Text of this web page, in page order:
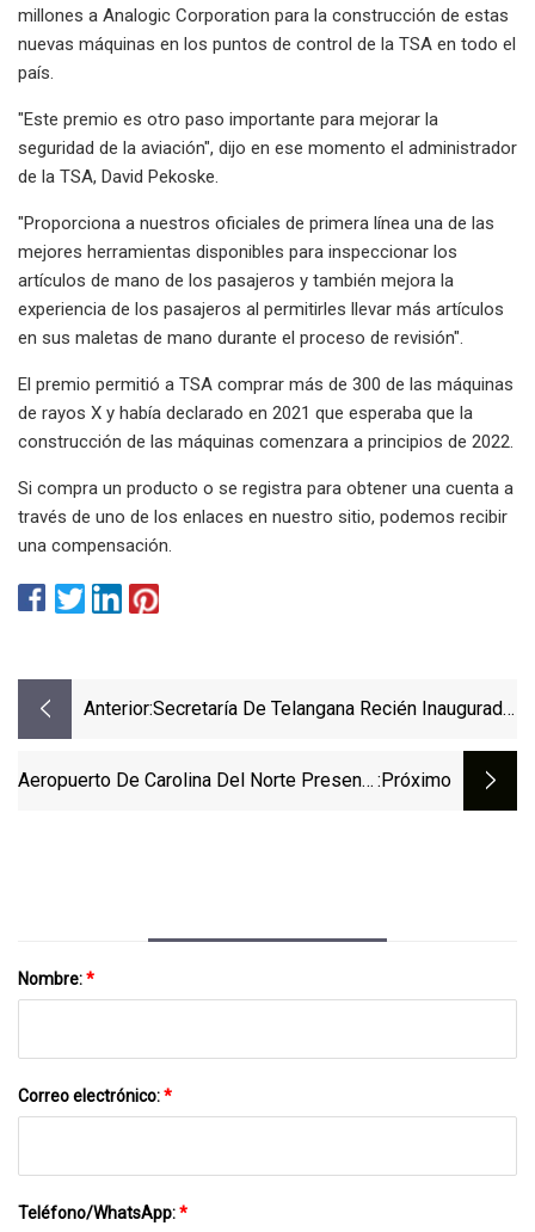
millones a Analogic Corporation para la construcción de estas
nuevas máquinas en los puntos de control de la TSA en todo el
país.
"Este premio es otro paso importante para mejorar la
seguridad de la aviación", dijo en ese momento el administrador
de la TSA, David Pekoske.
"Proporciona a nuestros oficiales de primera línea una de las
mejores herramientas disponibles para inspeccionar los
artículos de mano de los pasajeros y también mejora la
experiencia de los pasajeros al permitirles llevar más artículos
en sus maletas de mano durante el proceso de revisión".
El premio permitió a TSA comprar más de 300 de las máquinas
de rayos X y había declarado en 2021 que esperaba que la
construcción de las máquinas comenzara a principios de 2022.
Si compra un producto o se registra para obtener una cuenta a
través de uno de los enlaces en nuestro sitio, podemos recibir
una compensación.
Anterior:Secretaría De Telangana Recién Inaugurada
Avanzados
Aeropuerto De Carolina Del Norte Presenta :próximo
Nombre:*
Correo electrónico:*
Teléfono/WhatsApp:*